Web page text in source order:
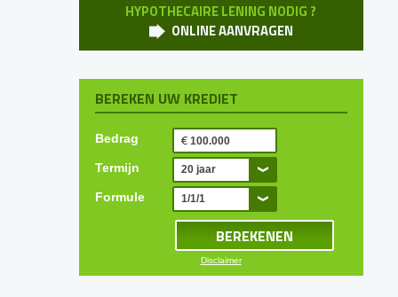
HYPOTHECAIRE LENING NODIG ?
ONLINE AANVRAGEN
BEREKEN UW KREDIET
Bedrag
Termijn 20 jaar
Formule 1/1/1
Disclaimer